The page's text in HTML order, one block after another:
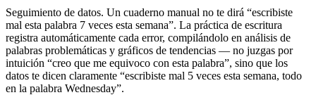
Seguimiento de datos. Un cuaderno manual no te dirá “escribiste
mal esta palabra 7 veces esta semana”. La práctica de escritura
registra automáticamente cada error, compilándolo en análisis de
palabras problemáticas y gráficos de tendencias — no juzgas por
intuición “creo que me equivoco con esta palabra”, sino que los
datos te dicen claramente “escribiste mal 5 veces esta semana, todo
en la palabra Wednesday”.